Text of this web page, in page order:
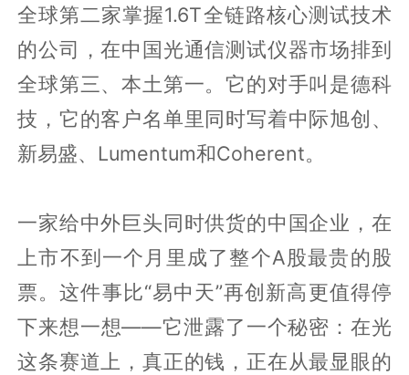
全球第二家掌握1.6T全链路核心测试技术
的公司，在中国光通信测试仪器市场排到
全球第三、本土第一。它的对手叫是德科
技，它的客户名单里同时写着中际旭创、
新易盛、Lumentum和Coherent。
一家给中外巨头同时供货的中国企业，在
上市不到一个月里成了整个A股最贵的股
票。这件事比“易中天”再创新高更值得停
下来想一想——它泄露了一个秘密：在光
这条赛道上，真正的钱，正在从最显眼的